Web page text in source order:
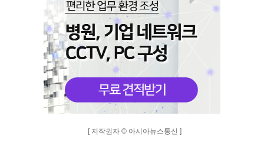
[ 저작권자 © 아시아뉴스통신 ]